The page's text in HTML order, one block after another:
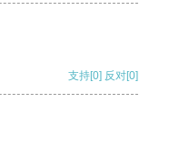
支持[0] 反对[0]